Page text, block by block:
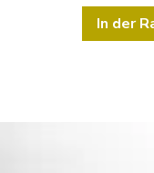
In der